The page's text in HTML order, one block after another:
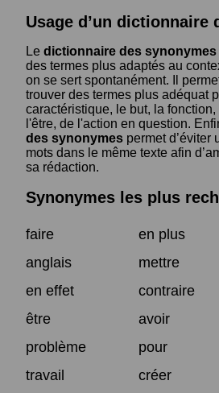
Usage d’un dictionnaire
Le dictionnaire des synonymes
des termes plus adaptés au
on se sert spontanément. Il
trouver des termes plus adéquat
caractéristique, le but, la
l'être, de l'action en question.
des synonymes permet d’éviter
mots dans le même texte afin
sa rédaction.
Synonymes les plus
faire
en plus
anglais
mettre
en effet
contraire
être
avoir
problème
pour
travail
créer